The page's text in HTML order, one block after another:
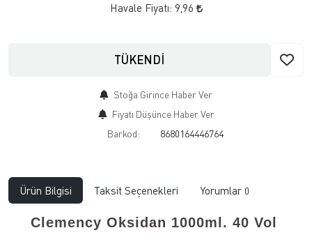
Havale Fiyatı: 9,96
TÜKENDİ
Stoğa Girince Haber Ver
Fiyatı Düşünce Haber Ver
Barkod:
8680164446764
Ürün Bilgisi Taksit Seçenekleri Yorumlar 0
Clemency Oksidan 1000ml. 40 Vol